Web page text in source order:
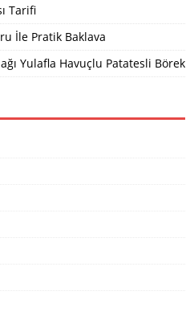
Tarifi
İle Pratik Baklava
Yulafla Havuçlu Patatesli Börek